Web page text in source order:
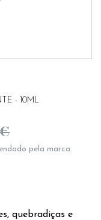
- 10ML
quebradiças e
€
pela marca.